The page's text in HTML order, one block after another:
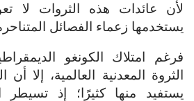
لأن عائدات هذه الثروات لا
يستخدمها زعماء الفصائل
فرغم امتلاك الكونغو
الثروة المعدنية العالمية، إلا
يستفيد منها كثيرًا؛ إذ تسيطر